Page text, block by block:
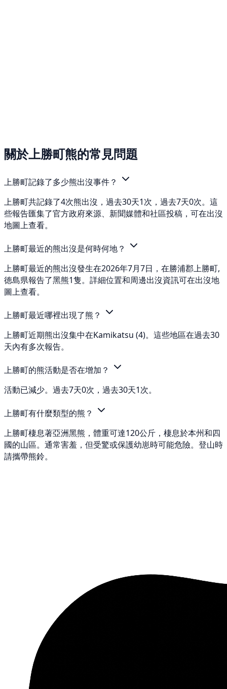
關於上勝町熊的常見問題
上勝町記錄了多少熊出沒事件？
上勝町共記錄了4次熊出沒，過去30天1次，過去7天0次。這
些報告匯集了官方政府來源、新聞媒體和社區投稿，可在出沒
地圖上查看。
上勝町最近的熊出沒是何時何地？
上勝町最近的熊出沒發生在2026年7月7日，在勝浦郡上勝町,
徳島県報告了黑熊1隻。詳細位置和周邊出沒資訊可在出沒地
圖上查看。
上勝町最近哪裡出現了熊？
上勝町近期熊出沒集中在Kamikatsu (4)。這些地區在過去30
天內有多次報告。
上勝町的熊活動是否在增加？
活動已減少。過去7天0次，過去30天1次。
上勝町有什麼類型的熊？
上勝町棲息著亞洲黑熊，體重可達120公斤，棲息於本州和四
國的山區。通常害羞，但受驚或保護幼崽時可能危險。登山時
請攜帶熊鈴。